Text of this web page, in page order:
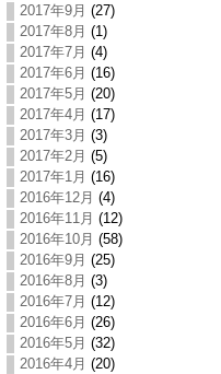
2017年9月 (27)
2017年8月 (1)
2017年7月 (4)
2017年6月 (16)
2017年5月 (20)
2017年4月 (17)
2017年3月 (3)
2017年2月 (5)
2017年1月 (16)
2016年12月 (4)
2016年11月 (12)
2016年10月 (58)
2016年9月 (25)
2016年8月 (3)
2016年7月 (12)
2016年6月 (26)
2016年5月 (32)
2016年4月 (20)